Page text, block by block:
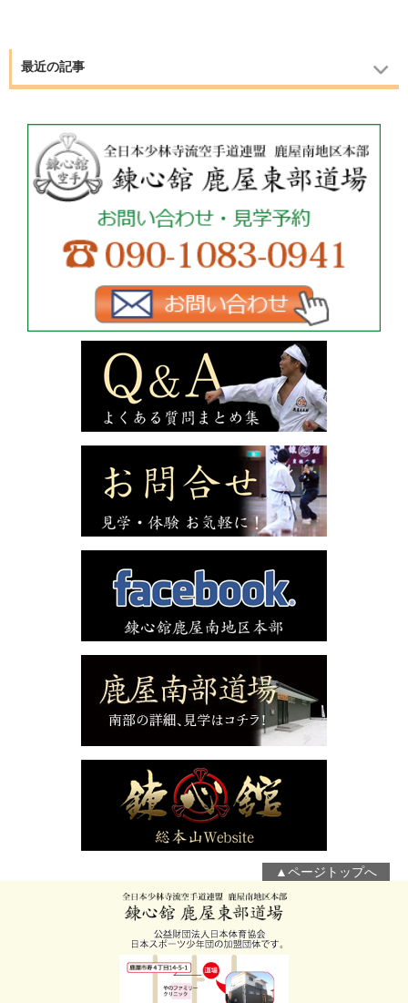
最近の記事
▲ページトップへ